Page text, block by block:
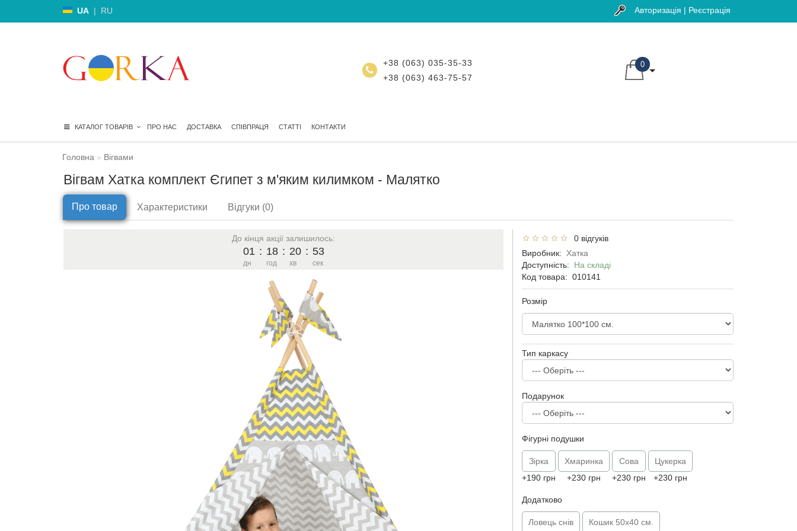
UA | RU Авторизація | Реєстрація
+38 (063) 035-35-33
+38 (063) 463-75-57
0
КАТАЛОГ ТОВАРІВ ПРО НАС ДОСТАВКА СПІВПРАЦЯ СТАТТІ КОНТАКТИ
Головна Вігвами
Вігвам Хатка комплект Єгипет з м'яким килимком - Малятко
Про товар Характеристики Відгуки (0)
До кінця акції залишилось:
01
дн
: 18
год
: 20
хв
: 52
сек
0 відгуків
Виробник:
Хатка
Доступність: На складі
Код товара: 010141
Розмір
Тип каркасу
Подарунок
Фігурні подушки
Зірка
+190 грн
Хмаринка
+230 грн
Сова
+230 грн
Цукерка
+230 грн
Додатково
Ловець снів Кошик 50х40 см.